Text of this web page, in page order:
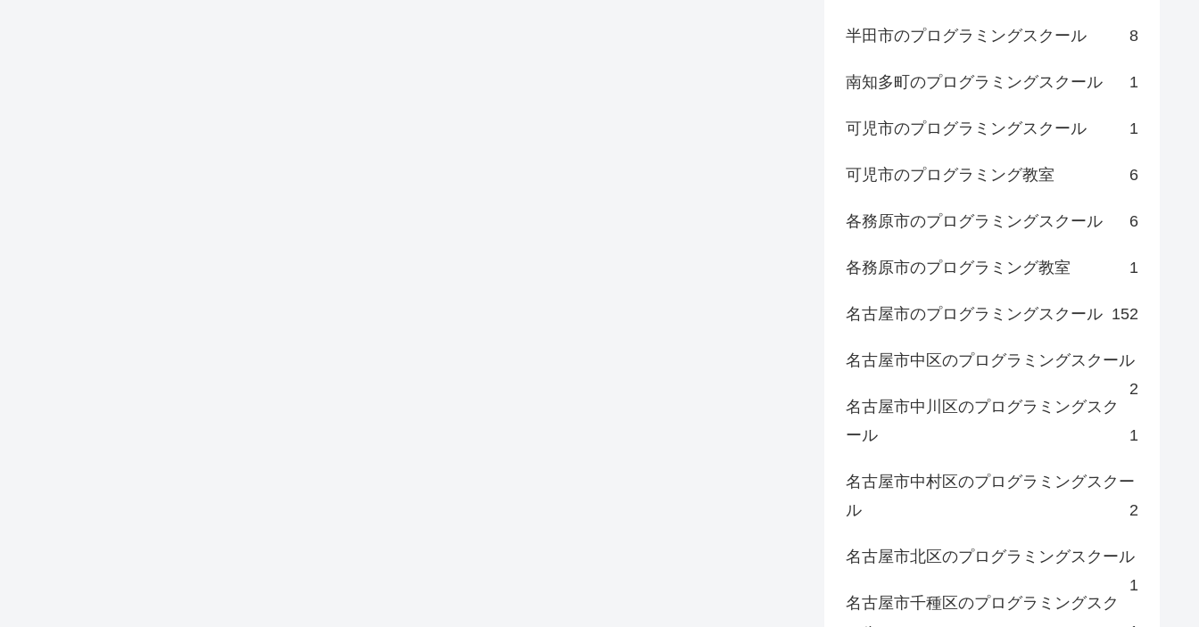
半田市のプログラミングスクール 8
南知多町のプログラミングスクール 1
可児市のプログラミングスクール 1
可児市のプログラミング教室 6
各務原市のプログラミングスクール 6
各務原市のプログラミング教室 1
名古屋市のプログラミングスクール 152
名古屋市中区のプログラミングスクール
2
名古屋市中川区のプログラミングスク
ール
1
名古屋市中村区のプログラミングスクー
ル
2
名古屋市北区のプログラミングスクール
1
名古屋市千種区のプログラミングスク